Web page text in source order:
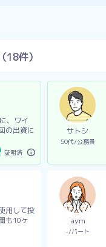
18件）
、ワイ
の出資に
証明済
サトシ
50代 公務員
用して投
も10ヶ
aym
- パート